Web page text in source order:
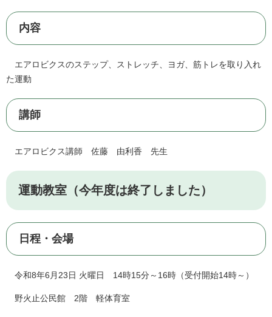
内容
エアロビクスのステップ、ストレッチ、ヨガ、筋トレを取り入れ
た運動
講師
エアロビクス講師 佐藤 由利香 先生
運動教室（今年度は終了しました）
日程・会場
令和8年6月23日 火曜日 14時15分～16時（受付開始14時～）
野火止公民館 2階 軽体育室